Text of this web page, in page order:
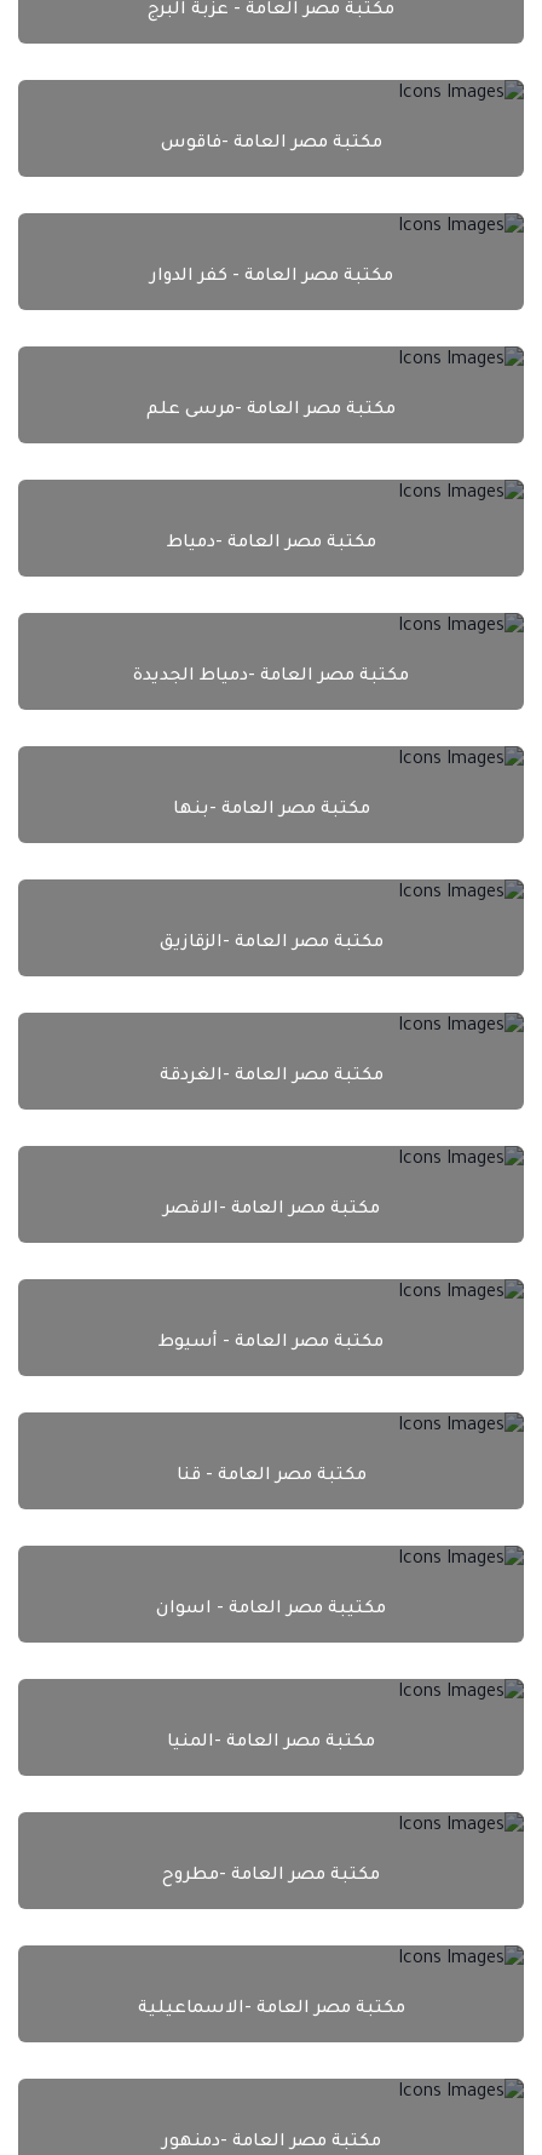
مكتبة مصر العامة - عزبة البرج
مكتبة مصر العامة -فاقوس
مكتبة مصر العامة - كفر الدوار
مكتبة مصر العامة -مرسى علم
مكتبة مصر العامة -دمياط
مكتبة مصر العامة -دمياط الجديدة
مكتبة مصر العامة -بنها
مكتبة مصر العامة -الزقازيق
مكتبة مصر العامة -الغردقة
مكتبة مصر العامة -الاقصر
مكتبة مصر العامة - أسيوط
مكتبة مصر العامة - قنا
مكتيبة مصر العامة - اسوان
مكتبة مصر العامة -المنيا
مكتبة مصر العامة -مطروح
مكتبة مصر العامة -الاسماعيلية
مكتبة مصر العامة -دمنهور